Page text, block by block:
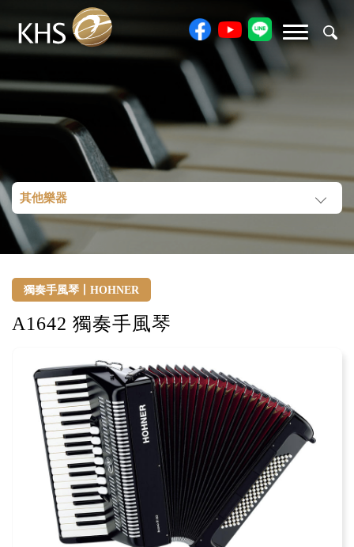
其他樂器
獨奏手風琴丨HOHNER
A1642 獨奏手風琴